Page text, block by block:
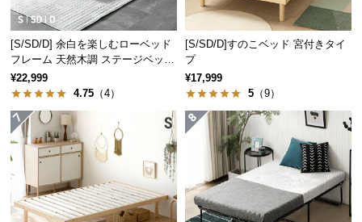
い
員
約
に
つ
て
[S/SD/D] 余白を楽しむローベッド
フレーム 天然木調 ステージベッド
2口コンセントタイプ
¥22,999
4.75 （4）
[S/SD/D]すのこベッド 宮付きタイ
プ
¥17,999
5 （9）